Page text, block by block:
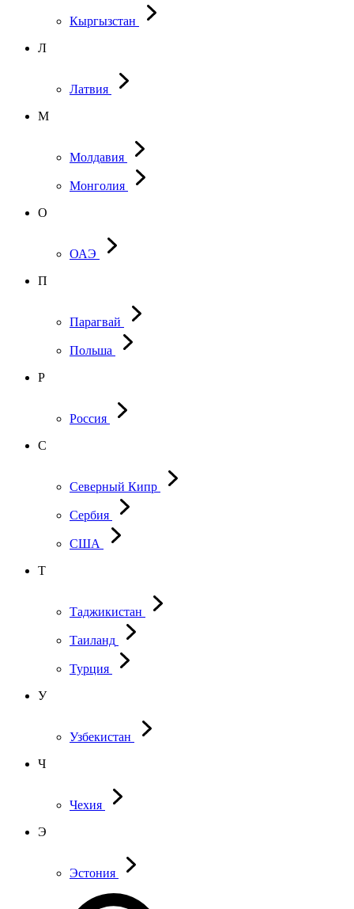
Кыргызстан
Л
Латвия
М
Молдавия
Монголия
О
ОАЭ
П
Парагвай
Польша
Р
Россия
С
Северный Кипр
Сербия
США
Т
Таджикистан
Таиланд
Турция
У
Узбекистан
Ч
Чехия
Э
Эстония